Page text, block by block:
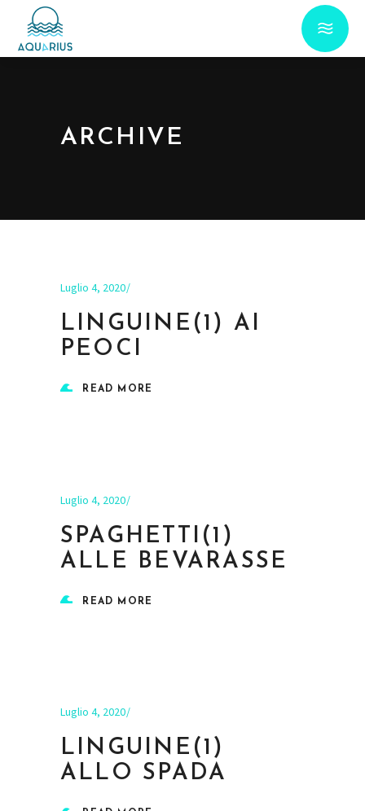
ARCHIVE
Luglio 4, 2020
LINGUINE(1) AI
PEOCI
READ MORE
Luglio 4, 2020
SPAGHETTI(1)
ALLE BEVARASSE
READ MORE
Luglio 4, 2020
LINGUINE(1)
ALLO SPADA